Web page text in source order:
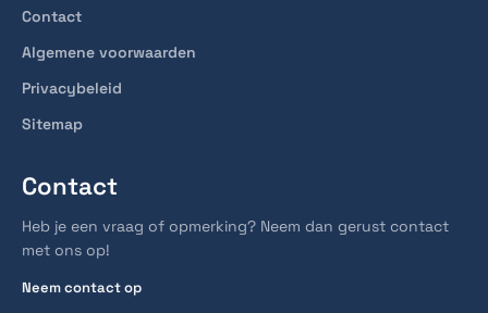
Contact
Algemene voorwaarden
Privacybeleid
Sitemap
Contact
Heb je een vraag of opmerking? Neem dan gerust contact
met ons op!
Neem contact op